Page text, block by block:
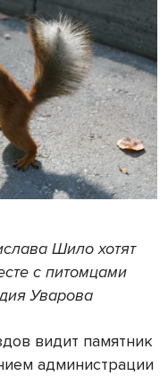
Шило хотят
с питомцами
Уварова
видит памятник
администрации